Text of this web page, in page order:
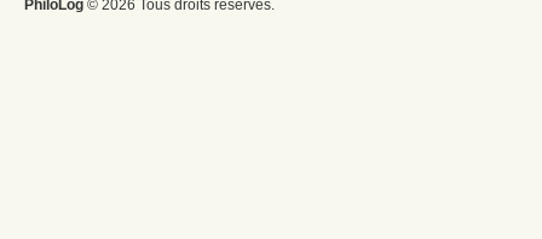
PhiloLog © 2026 Tous droits réservés.